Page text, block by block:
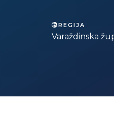
REGIJA
Varaždinska